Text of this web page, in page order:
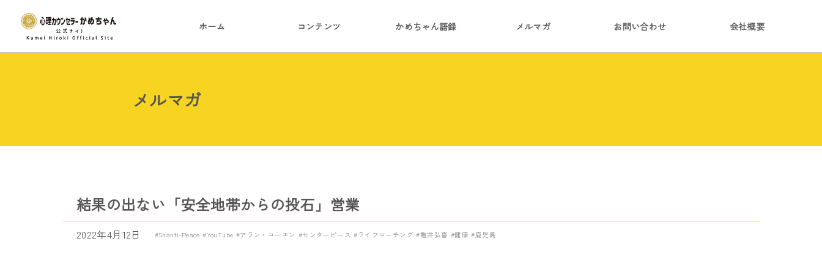
ホーム コンテンツ かめちゃん語録 メルマガ お問い合わせ 会社概要
メルマガ
結果の出ない「安全地帯からの投石」営業
2022年4月12日 Shanti-Peace YouTube アラン・コーエン センターピース ライフコーチング 亀井弘喜 健康 鹿児島